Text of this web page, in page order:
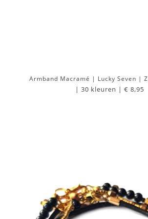
Armband Macramé | Lucky Seven |
| 30 kleuren | € 8,95